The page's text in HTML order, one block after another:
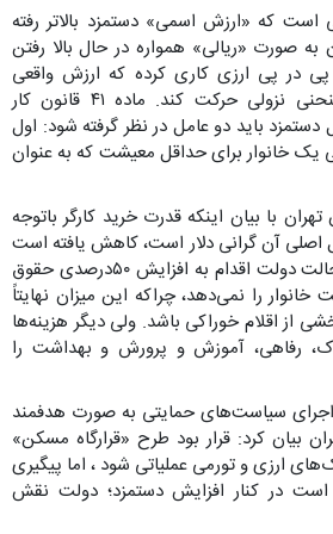
است که «ارزش اسمی» دستمزد بالاتر رفته
صورت «ریالی» همواره در حال بالا رفتن
در پی ارزی کاری کرده که ارزش واقعی
دستمزد همواره در یک منحنی نزولی حرکت کند. ماده ۴۱ قانون کار
باید دو عامل در نظر گرفته شود: اول
یک خانوار برای حداقل معیشت که به عنوان
با بیان اینکه قدرت خرید کارگر باتوجه
اصلی آن گرانی دلار است، کاهش یافته است
افزود: حتی اگر در بهترین حالت دولت اقدام به افزایش ۵۰درصدی حقوق
را نمی‌دهد، چراکه این میزان نهایتاً
از اقلام خوراکی باشد. ولی دیگر هزینه‌ها
رفاهی، آموزش و پرورش و بهداشت را
سیاست‌های حمایتی به صورت هدفمند
بیان کرد: قرار بود طرح «قرارگاه مسکن»
ارزی و تورمی عملیاتی شود ، اما پیگیری
است در کنار افزایش دستمزد؛ دولت نقش